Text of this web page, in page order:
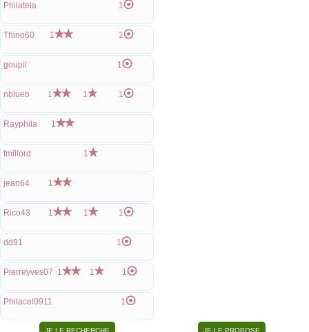
Philatela 1
Thino60 1 1
goupil 1
nblueb 1 1 1
Rayphila 1
fmillord 1
jean64 1
Rico43 1 1 1
dd91 1
Pierreyves07 1 1 1
Philacel0911 1